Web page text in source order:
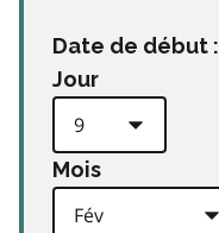
Date de début :
Jour
Mois